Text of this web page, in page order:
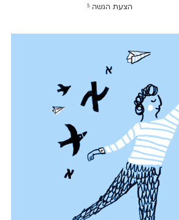
הצעת הגשה5